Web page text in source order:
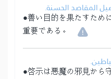
المقاصد الحسنة.
●善い目的を果たすため
重要である。
●啓示は悪魔の邪見から